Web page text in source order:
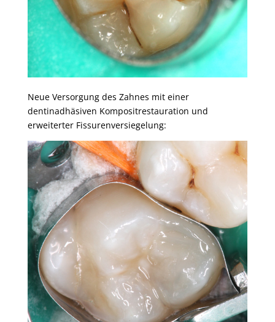
Neue Versorgung des Zahnes mit einer
dentinadhäsiven Kompositrestauration und
erweiterter Fissurenversiegelung: